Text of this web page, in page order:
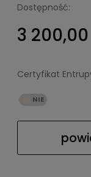
Dostępność:
3 200,00
Certyfikat